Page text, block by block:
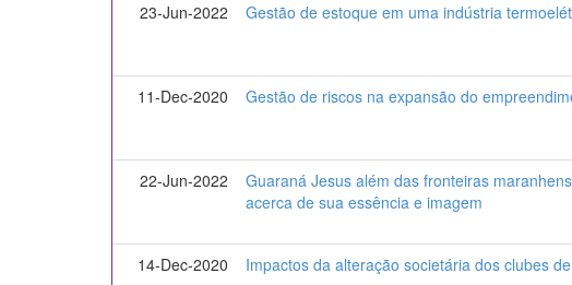
23-Jun-2022
Gestão de estoque em uma indústria
11-Dec-2020
Gestão de riscos na expansão do
22-Jun-2022
Guaraná Jesus além das fronteiras
acerca de sua essência e imagem
14-Dec-2020
Impactos da alteração societária dos clubes